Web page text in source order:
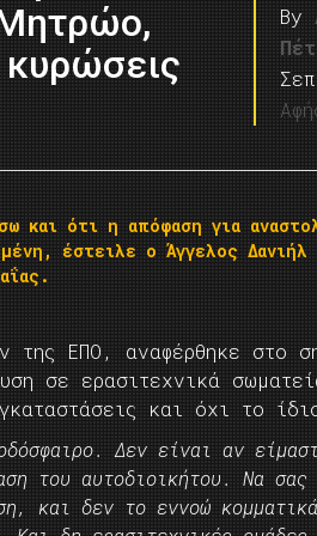
κυρώσεις
By
και ότι η απόφαση για
έστειλε ο Άγγελος
της ΕΠΟ, αναφέρθηκε στο
σε ερασιτεχνικά
και όχι το
Δεν είναι αν
του αυτοδιοικήτου. Να
και δεν το εννοώ